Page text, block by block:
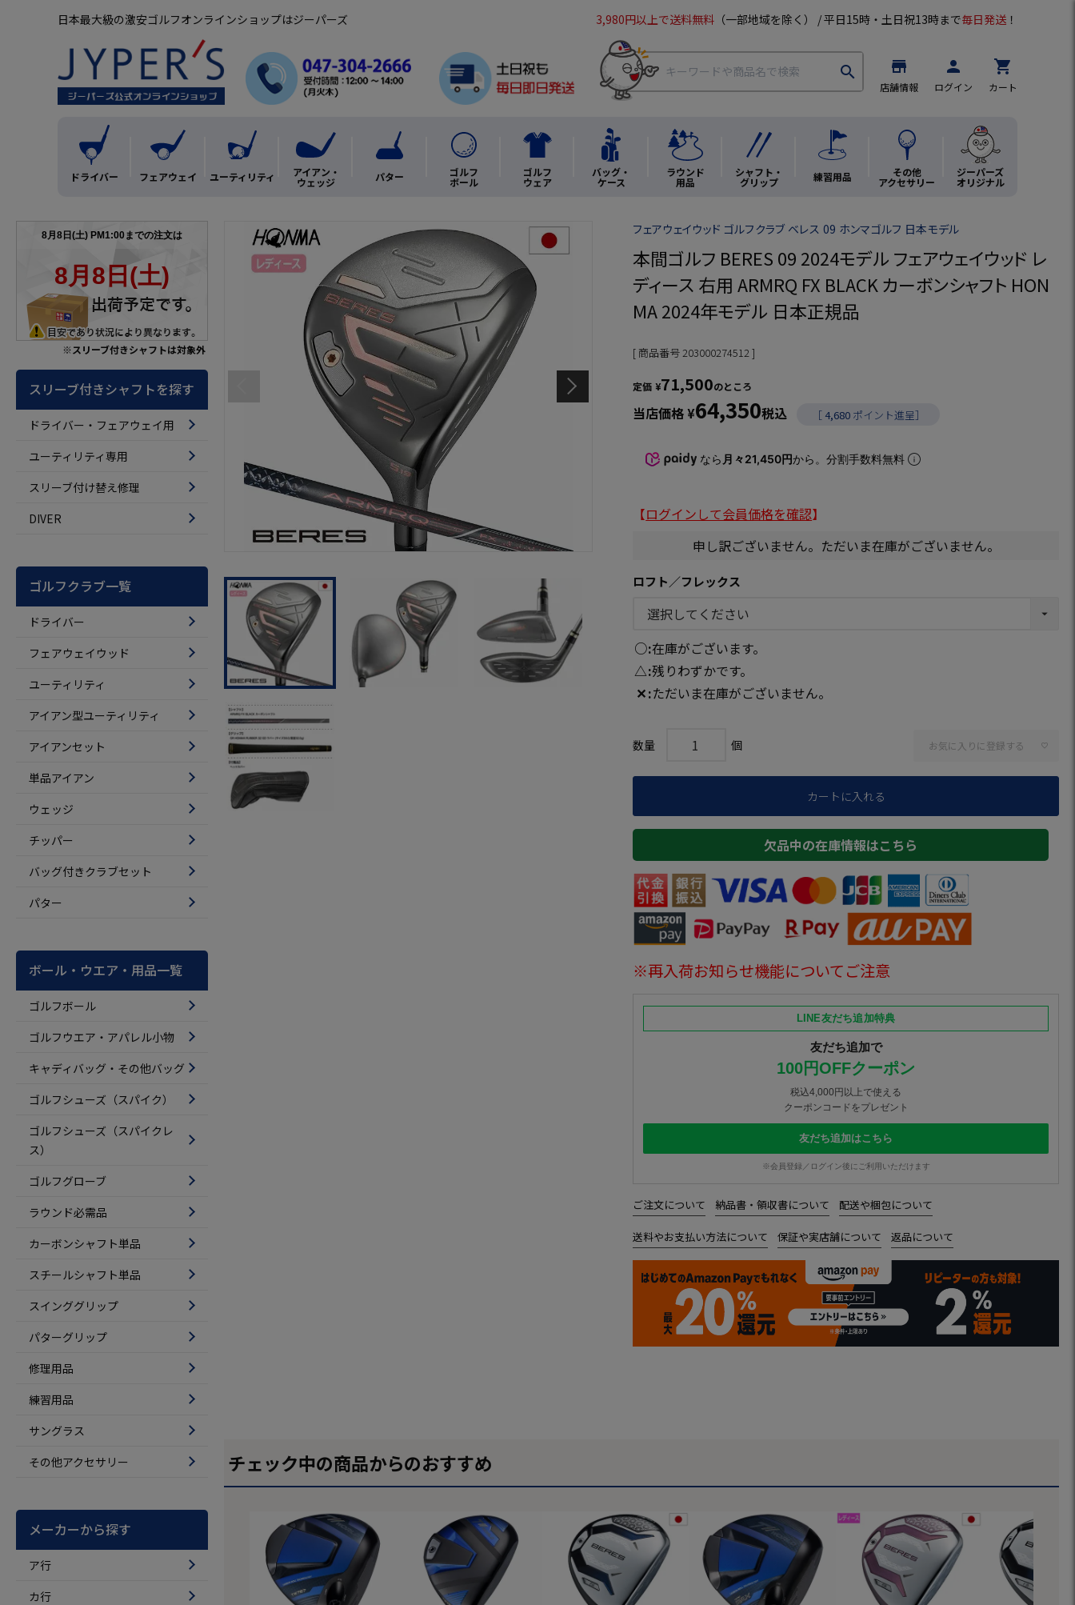
日本最大級の激安ゴルフオンラインショップはジーパーズ 3,980円以上で送料無料 （一部地域を除く） / 平日15時・土日祝13時まで毎日発送 ！
search store
店舗情報
person
ログイン
shopping_cart
カート
ドライバー フェアウェイ ユーティリティ アイアン・
ウェッジ パター ゴルフ
ボール
ゴルフ
ウェア
バッグ・
ケース
ラウンド
用品
シャフト・
グリップ 練習用品 その他
アクセサリー
ジーパーズ
オリジナル
※スリーブ付きシャフトは対象外
スリーブ付きシャフトを探す
ドライバー・フェアウェイ用
ユーティリティ専用
スリーブ付け替え修理
DIVER
ゴルフクラブ一覧
ドライバー
フェアウェイウッド
ユーティリティ
アイアン型ユーティリティ
アイアンセット
単品アイアン
ウェッジ
チッパー
バッグ付きクラブセット
パター
ボール・ウエア・用品一覧
ゴルフボール
ゴルフウエア・アパレル小物
キャディバッグ・その他バッグ
ゴルフシューズ（スパイク）
ゴルフシューズ（スパイクレ
ス）
ゴルフグローブ
ラウンド必需品
カーボンシャフト単品
スチールシャフト単品
スインググリップ
パターグリップ
修理用品
練習用品
サングラス
その他アクセサリー
メーカーから探す
ア行
カ行
フェアウェイウッド ゴルフクラブ ベレス 09 ホンマゴルフ 日本モデル
本間ゴルフ BERES 09 2024モデル フェアウェイウッド レ
ディース 右用 ARMRQ FX BLACK カーボンシャフト HON
MA 2024年モデル 日本正規品
商品番号203000274512
定価 ¥71,500のところ
当店価格¥64,350税込 ［ 4,680 ポイント進呈］
なら 月々21,450円から。分割手数料無料
【ログインして会員価格を確認】
申し訳ございません。ただいま在庫がございません。
ロフト／フレックス
○ 在庫がございます。
△ 残りわずかです。
✕ ただいま在庫がございません。
お気に入りに登録する
カートに入れる
欠品中の在庫情報はこちら
※再入荷お知らせ機能についてご注意
LINE友だち追加特典
友だち追加で
100円OFFクーポン
税込4,000円以上で使える
クーポンコードをプレゼント
友だち追加はこちら
※会員登録／ログイン後にご利用いただけます
ご注文について 納品書・領収書について 配送や梱包について
送料やお支払い方法について 保証や実店舗について 返品について
チェック中の商品からのおすすめ